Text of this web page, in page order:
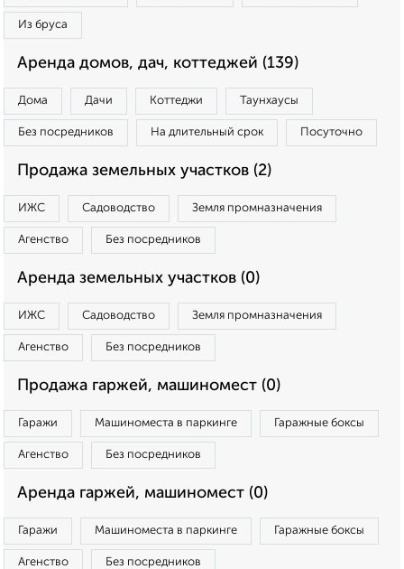
Из бруса
Аренда домов, дач, коттеджей (139)
Дома Дачи Коттеджи Таунхаусы
Без посредников На длительный срок Посуточно
Продажа земельных участков (2)
ИЖС Садоводство Земля промназначения
Агенство Без посредников
Аренда земельных участков (0)
ИЖС Садоводство Земля промназначения
Агенство Без посредников
Продажа гаржей, машиномест (0)
Гаражи Машиноместа в паркинге Гаражные боксы
Агенство Без посредников
Аренда гаржей, машиномест (0)
Гаражи Машиноместа в паркинге Гаражные боксы
Агенство Без посредников